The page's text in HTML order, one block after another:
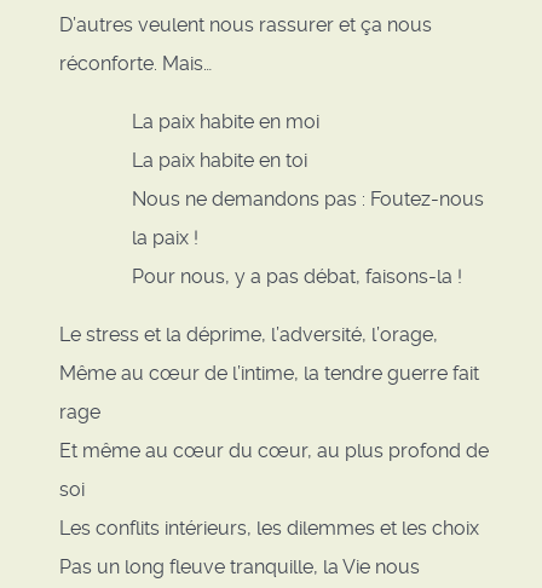
D’autres veulent nous rassurer et ça nous
réconforte. Mais…
La paix habite en moi
La paix habite en toi
Nous ne demandons pas : Foutez-nous
la paix !
Pour nous, y a pas débat, faisons-la !
Le stress et la déprime, l’adversité, l’orage,
Même au cœur de l’intime, la tendre guerre fait
rage
Et même au cœur du cœur, au plus profond de
soi
Les conflits intérieurs, les dilemmes et les choix
Pas un long fleuve tranquille, la Vie nous